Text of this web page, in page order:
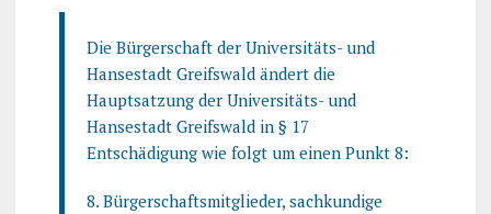
Die Bürgerschaft der Universitäts- und
Hansestadt Greifswald ändert die
Hauptsatzung der Universitäts- und
Hansestadt Greifswald in § 17
Entschädigung wie folgt um einen Punkt 8:
8. Bürgerschaftsmitglieder, sachkundige